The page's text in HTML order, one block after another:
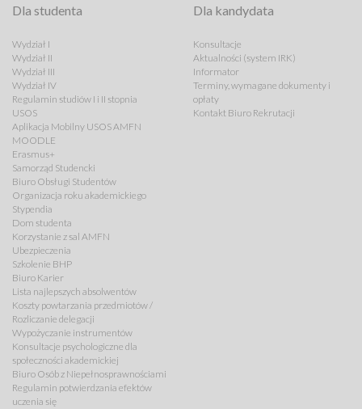
Dla studenta
Wydział I
Wydział II
Wydział III
Wydział IV
Regulamin studiów I i II stopnia
USOS
Aplikacja Mobilny USOS AMFN
MOODLE
Erasmus+
Samorząd Studencki
Biuro Obsługi Studentów
Organizacja roku akademickiego
Stypendia
Dom studenta
Korzystanie z sal AMFN
Ubezpieczenia
Szkolenie BHP
Biuro Karier
Lista najlepszych absolwentów
Koszty powtarzania przedmiotów /
Rozliczanie delegacji
Wypożyczanie instrumentów
Konsultacje psychologiczne dla
społeczności akademickiej
Biuro Osób z Niepełnosprawnościami
Regulamin potwierdzania efektów
uczenia się
Dla kandydata
Konsultacje
Aktualności (system IRK)
Informator
Terminy, wymagane dokumenty i
opłaty
Kontakt Biuro Rekrutacji